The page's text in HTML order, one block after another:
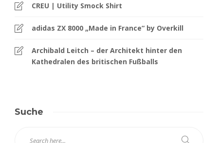
CREU | Utility Smock Shirt
adidas ZX 8000 „Made in France“ by Overkill
Archibald Leitch – der Architekt hinter den
Kathedralen des britischen Fußballs
Suche